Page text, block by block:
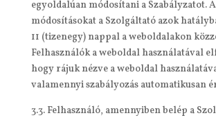
egyoldalúan módosítani a Szabályzatot. A
módosításokat a Szolgáltató azok
11 (tizenegy) nappal a weboldalakon
Felhasználók a weboldal használatával
hogy rájuk nézve a weboldal
valamennyi szabályozás automatikusan
3.3. Felhasználó, amennyiben belép a